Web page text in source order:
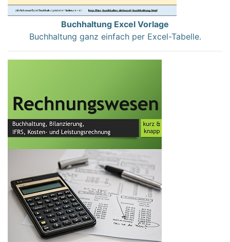
Buchhaltung Excel Vorlage
Buchhaltung ganz einfach per Excel-Tabelle.